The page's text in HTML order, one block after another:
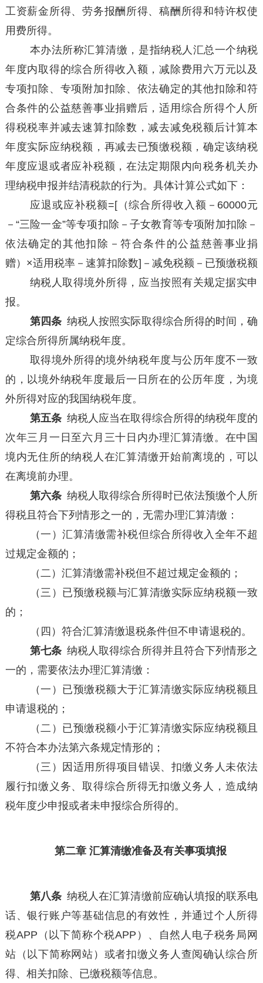
工资薪金所得、劳务报酬所得、稿酬所得和特许权使
用费所得。
本办法所称汇算清缴，是指纳税人汇总一个纳税
年度内取得的综合所得收入额，减除费用六万元以及
专项扣除、专项附加扣除、依法确定的其他扣除和符
合条件的公益慈善事业捐赠后，适用综合所得个人所
得税税率并减去速算扣除数，减去减免税额后计算本
年度实际应纳税额，再减去已预缴税额，确定该纳税
年度应退或者应补税额，在法定期限内向税务机关办
理纳税申报并结清税款的行为。具体计算公式如下：
应退或应补税额=[（综合所得收入额－60000元
－“三险一金”等专项扣除－子女教育等专项附加扣除－
依法确定的其他扣除－符合条件的公益慈善事业捐
赠）×适用税率－速算扣除数]－减免税额－已预缴税额
纳税人取得境外所得，应当按照有关规定据实申
报。
第四条 纳税人按照实际取得综合所得的时间，确
定综合所得所属纳税年度。
取得境外所得的境外纳税年度与公历年度不一致
的，以境外纳税年度最后一日所在的公历年度，为境
外所得对应的我国纳税年度。
第五条 纳税人应当在取得综合所得的纳税年度的
次年三月一日至六月三十日内办理汇算清缴。在中国
境内无住所的纳税人在汇算清缴开始前离境的，可以
在离境前办理。
第六条 纳税人取得综合所得时已依法预缴个人所
得税且符合下列情形之一的，无需办理汇算清缴：
（一）汇算清缴需补税但综合所得收入全年不超
过规定金额的；
（二）汇算清缴需补税但不超过规定金额的；
（三）已预缴税额与汇算清缴实际应纳税额一致
的；
（四）符合汇算清缴退税条件但不申请退税的。
第七条 纳税人取得综合所得并且符合下列情形之
一的，需要依法办理汇算清缴：
（一）已预缴税额大于汇算清缴实际应纳税额且
申请退税的；
（二）已预缴税额小于汇算清缴实际应纳税额且
不符合本办法第六条规定情形的；
（三）因适用所得项目错误、扣缴义务人未依法
履行扣缴义务、取得综合所得无扣缴义务人，造成纳
税年度少申报或者未申报综合所得的。
第二章 汇算清缴准备及有关事项填报
第八条 纳税人在汇算清缴前应确认填报的联系电
话、银行账户等基础信息的有效性，并通过个人所得
税APP（以下简称个税APP）、自然人电子税务局网
站（以下简称网站）或者扣缴义务人查阅确认综合所
得、相关扣除、已缴税额等信息。